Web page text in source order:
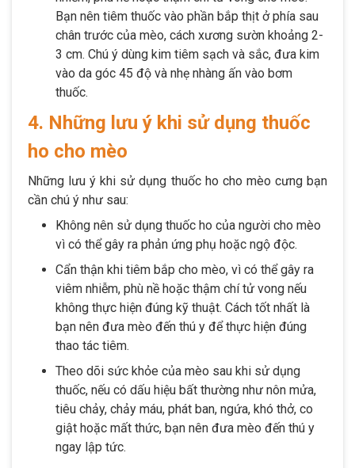
Bạn nên tiêm thuốc vào phần bắp thịt ở phía sau
chân trước của mèo, cách xương sườn khoảng 2-
3 cm. Chú ý dùng kim tiêm sạch và sắc, đưa kim
vào da góc 45 độ và nhẹ nhàng ấn vào bơm
thuốc.
4. Những lưu ý khi sử dụng thuốc
ho cho mèo
Những lưu ý khi sử dụng thuốc ho cho mèo cưng bạn
cần chú ý như sau:
Không nên sử dụng thuốc ho của người cho mèo
vì có thể gây ra phản ứng phụ hoặc ngộ độc.
Cẩn thận khi tiêm bắp cho mèo, vì có thể gây ra
viêm nhiễm, phù nề hoặc thậm chí tử vong nếu
không thực hiện đúng kỹ thuật. Cách tốt nhất là
bạn nên đưa mèo đến thú y để thực hiện đúng
thao tác tiêm.
Theo dõi sức khỏe của mèo sau khi sử dụng
thuốc, nếu có dấu hiệu bất thường như nôn mửa,
tiêu chảy, chảy máu, phát ban, ngứa, khó thở, co
giật hoặc mất thức, bạn nên đưa mèo đến thú y
ngay lập tức.